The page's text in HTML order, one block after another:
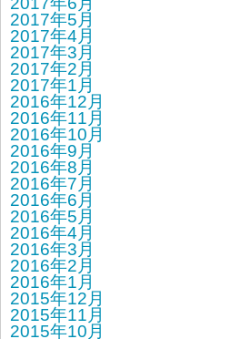
2017年5月
2017年4月
2017年3月
2017年2月
2017年1月
2016年12月
2016年11月
2016年10月
2016年9月
2016年8月
2016年7月
2016年6月
2016年5月
2016年4月
2016年3月
2016年2月
2016年1月
2015年12月
2015年11月
2015年10月